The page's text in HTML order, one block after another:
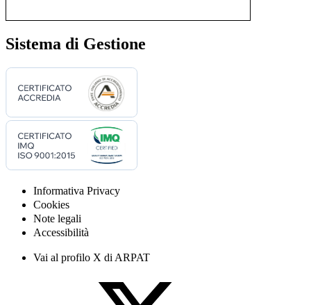
Sistema di Gestione
Informativa Privacy
Cookies
Note legali
Accessibilità
Vai al profilo X di ARPAT